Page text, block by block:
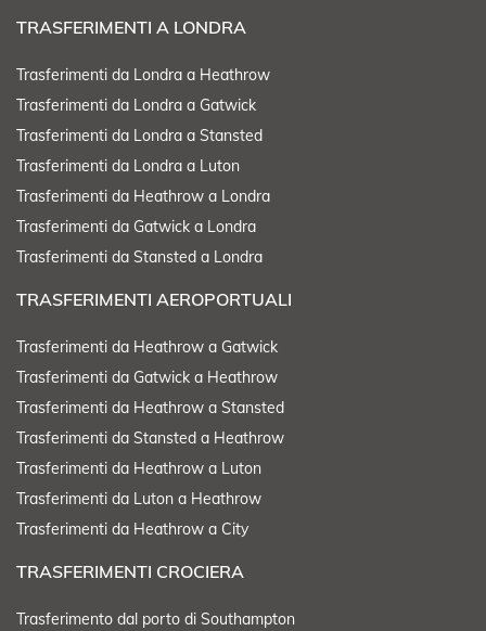
TRASFERIMENTI A LONDRA
Trasferimenti da Londra a Heathrow
Trasferimenti da Londra a Gatwick
Trasferimenti da Londra a Stansted
Trasferimenti da Londra a Luton
Trasferimenti da Heathrow a Londra
Trasferimenti da Gatwick a Londra
Trasferimenti da Stansted a Londra
TRASFERIMENTI AEROPORTUALI
Trasferimenti da Heathrow a Gatwick
Trasferimenti da Gatwick a Heathrow
Trasferimenti da Heathrow a Stansted
Trasferimenti da Stansted a Heathrow
Trasferimenti da Heathrow a Luton
Trasferimenti da Luton a Heathrow
Trasferimenti da Heathrow a City
TRASFERIMENTI CROCIERA
Trasferimento dal porto di Southampton